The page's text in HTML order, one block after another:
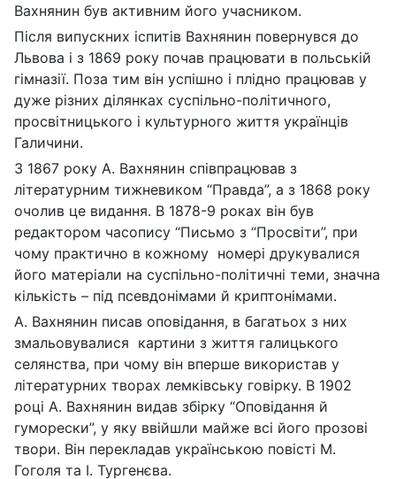
Вахнянин був активним його учасником.
Після випускних іспитів Вахнянин повернувся до
Львова і з 1869 року почав працювати в польській
гімназії. Поза тим він успішно і плідно працював у
дуже різних ділянках суспільно-політичного,
просвітницького і культурного життя українців
Галичини.
З 1867 року А. Вахнянин співпрацював з
літературним тижневиком “Правда”, а з 1868 року
очолив це видання. В 1878-9 роках він був
редактором часопису “Письмо з “Просвіти”, при
чому практично в кожному номері друкувалися
його матеріали на суспільно-політичні теми, значна
кількість – під псевдонімами й криптонімами.
А. Вахнянин писав оповідання, в багатьох з них
змальовувалися картини з життя галицького
селянства, при чому він вперше використав у
літературних творах лемківську говірку. В 1902
році А. Вахнянин видав збірку “Оповідання й
гуморески”, у яку ввійшли майже всі його прозові
твори. Він перекладав українською повісті М.
Гоголя та І. Тургенєва.